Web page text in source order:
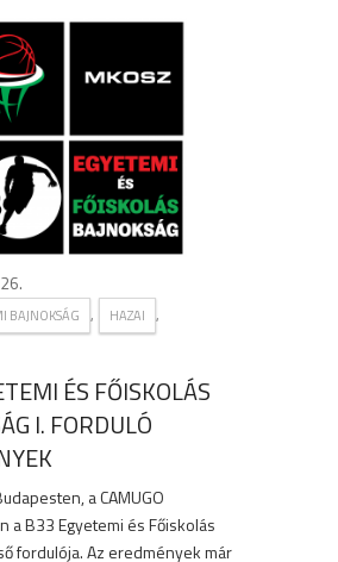
BAJNOKSÁG , HAZAI ,
ÉS FŐISKOLÁS
I. FORDULÓ
a CAMUGO
a B33 Egyetemi és Főiskolás
fordulója. Az eredmények már